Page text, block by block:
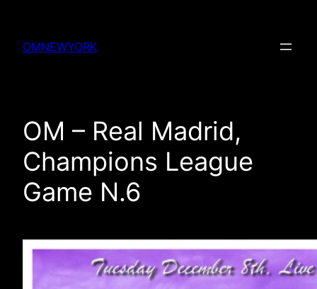
content
OMNEWYORK
OM – Real Madrid,
Champions League
Game N.6